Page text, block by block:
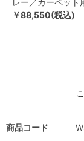
商品コード
￥88,550(税込)